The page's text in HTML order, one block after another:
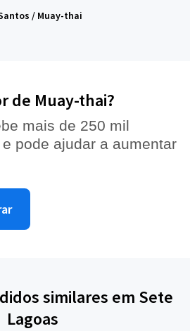
/ Muay-thai
de Muay-thai?
mais de 250 mil
pode ajudar a aumentar
similares em Sete
Lagoas